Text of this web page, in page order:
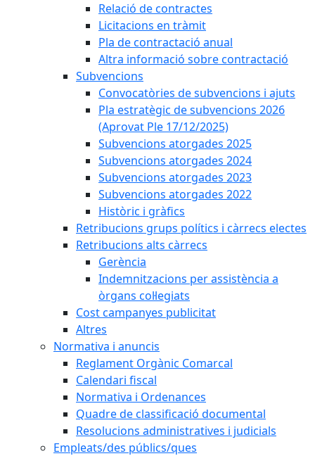
Relació de contractes
Licitacions en tràmit
Pla de contractació anual
Altra informació sobre contractació
Subvencions
Convocatòries de subvencions i ajuts
Pla estratègic de subvencions 2026
(Aprovat Ple 17/12/2025)
Subvencions atorgades 2025
Subvencions atorgades 2024
Subvencions atorgades 2023
Subvencions atorgades 2022
Històric i gràfics
Retribucions grups polítics i càrrecs electes
Retribucions alts càrrecs
Gerència
Indemnitzacions per assistència a
òrgans col·legiats
Cost campanyes publicitat
Altres
Normativa i anuncis
Reglament Orgànic Comarcal
Calendari fiscal
Normativa i Ordenances
Quadre de classificació documental
Resolucions administratives i judicials
Empleats/des públics/ques